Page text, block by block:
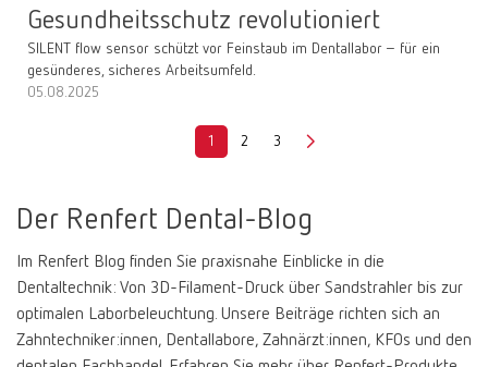
Gesundheitsschutz revolutioniert
SILENT flow sensor schützt vor Feinstaub im Dentallabor – für ein
gesünderes, sicheres Arbeitsumfeld.
05.08.2025
1 2 3
Der Renfert Dental-Blog
Im Renfert Blog finden Sie praxisnahe Einblicke in die
Dentaltechnik: Von 3D-Filament-Druck über Sandstrahler bis zur
optimalen Laborbeleuchtung. Unsere Beiträge richten sich an
Zahntechniker:innen, Dentallabore, Zahnärzt:innen, KFOs und den